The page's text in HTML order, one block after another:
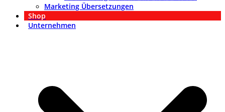
Marketing Übersetzungen
Shop
Unternehmen